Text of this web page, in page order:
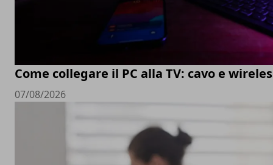
Come collegare il PC alla TV: cavo e
07/08/2026